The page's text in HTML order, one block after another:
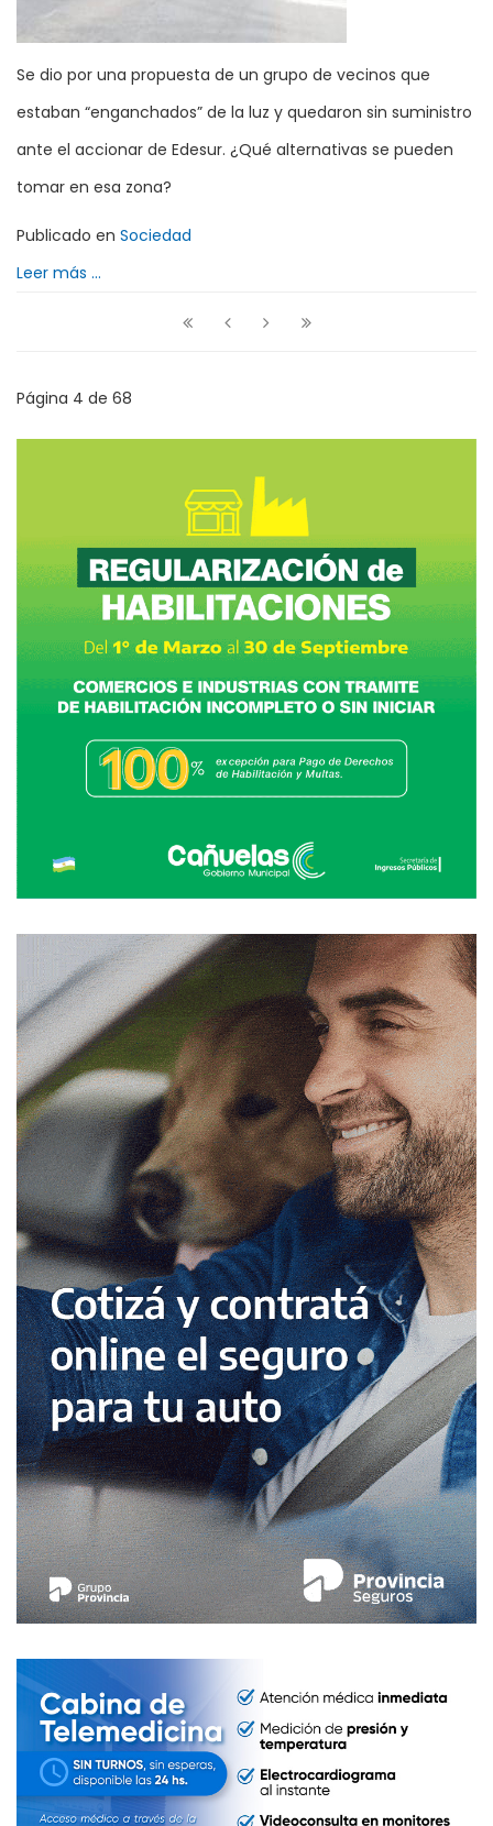
Se dio por una propuesta de un grupo de vecinos que
estaban “enganchados” de la luz y quedaron sin suministro
ante el accionar de Edesur. ¿Qué alternativas se pueden
tomar en esa zona?
Publicado en Sociedad
Leer más ...
Página 4 de 68